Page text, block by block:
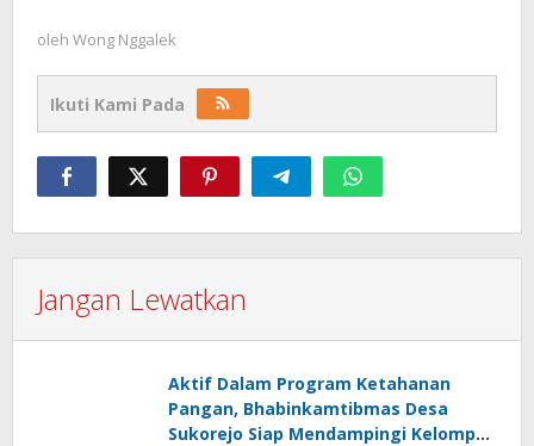
oleh Wong Nggalek
Ikuti Kami Pada
Jangan Lewatkan
Aktif Dalam Program Ketahanan
Pangan, Bhabinkamtibmas Desa
Sukorejo Siap Mendampingi Kelompok